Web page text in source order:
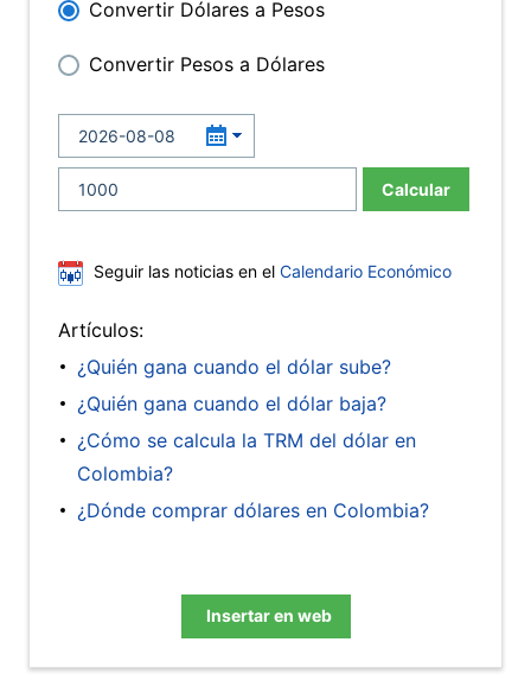
Convertir Dólares a Pesos
Convertir Pesos a Dólares
Calcular
Seguir las noticias en el Calendario Económico
Artículos:
¿Quién gana cuando el dólar sube?
¿Quién gana cuando el dólar baja?
¿Cómo se calcula la TRM del dólar en
Colombia?
¿Dónde comprar dólares en Colombia?
Insertar en web